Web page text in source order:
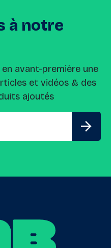
à notre
avant-première une
et vidéos & des
ajoutés